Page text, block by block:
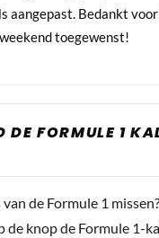
aangepast. Bedankt
toegewenst!
DE FORMULE 1
de Formule 1
de knop de Formule 1-